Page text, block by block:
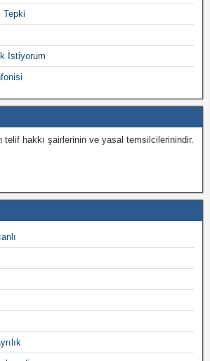
Tepki
İstiyorum
telif hakkı şairlerinin ve yasal temsilcilerinindir.